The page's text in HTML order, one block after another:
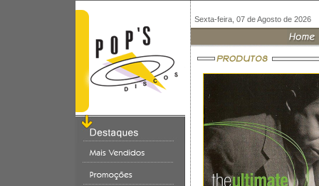
Sexta-feira, 07 de Agosto de 2026